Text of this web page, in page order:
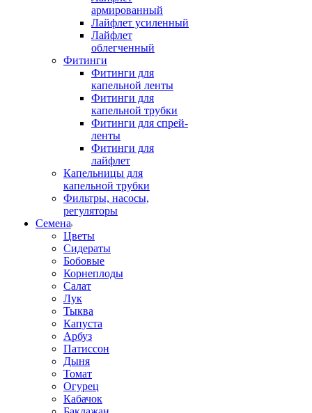
армированный
Лайфлет усиленный
Лайфлет
облегченный
Фитинги
Фитинги для
капельной ленты
Фитинги для
капельной трубки
Фитинги для спрей-
ленты
Фитинги для
лайфлет
Капельницы для
капельной трубки
Фильтры, насосы,
регуляторы
Семена
Цветы
Сидераты
Бобовые
Корнеплоды
Салат
Лук
Тыква
Капуста
Арбуз
Патиссон
Дыня
Томат
Огурец
Кабачок